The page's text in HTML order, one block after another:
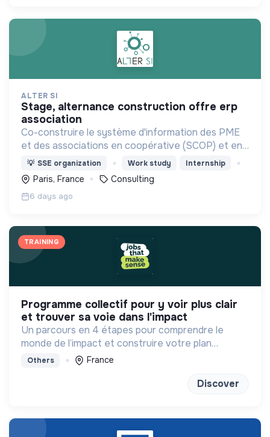
ALTER SI
stage, alternance construction offre erp
association
Co-construire le système d'information des PME
et des associations en coopérative (SCOP) et en
gouvernance partagée (Holacratie).
💡 SSE organization Work study Internship
Paris, France Consulting
6 days ago
TRAINING
programme collectif pour y voir plus clair
et trouver sa voie dans l'impact
Un parcours en 4 étapes pour comprendre le
monde de l’impact et construire votre plan
d'actions à votre rythme avec les bons outils et la
bonne méthode !
Others France
Discover